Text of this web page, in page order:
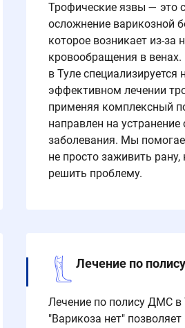
Трофические язвы — это
осложнение варикозной
которое возникает из-за
кровообращения в
в Туле специализируется
эффективном лечении
применяя комплексный
направлен на
заболевания. Мы
не просто заживить рану,
решить проблему.
Лечение по
Лечение по полису ДМС в
"Варикоза нет" позволяет